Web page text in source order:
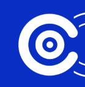
contenu